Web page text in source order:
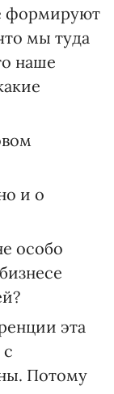
формируют
мы туда
наше
и о
особо
эта
Потому